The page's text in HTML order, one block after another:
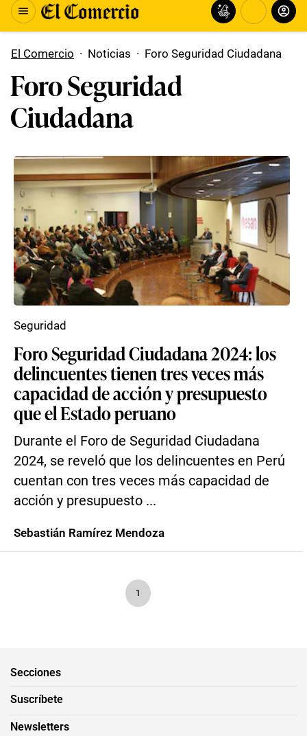
El Comercio · Noticias · Foro Seguridad Ciudadana
Foro Seguridad
Ciudadana
Foro Seguridad Ciudadana 2024: los
delincuentes tienen tres veces más
capacidad de acción y presupuesto
que el Estado peruano
Durante el Foro de Seguridad Ciudadana
2024, se reveló que los delincuentes en Perú
cuentan con tres veces más capacidad de
acción y presupuesto ...
Seguridad
Sebastián Ramírez Mendoza
1
Secciones
Suscríbete
Newsletters